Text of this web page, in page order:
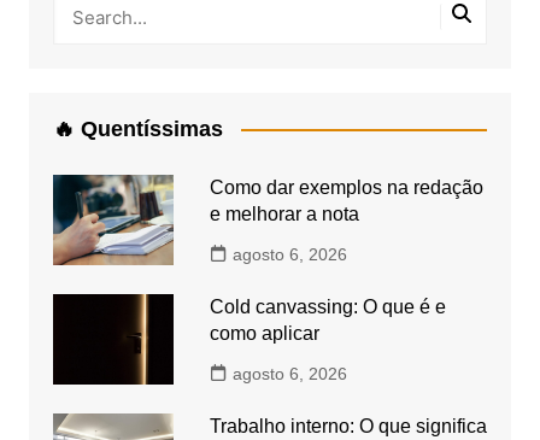
🔥 Quentíssimas
Como dar exemplos na redação
e melhorar a nota
agosto 6, 2026
Cold canvassing: O que é e
como aplicar
agosto 6, 2026
Trabalho interno: O que significa